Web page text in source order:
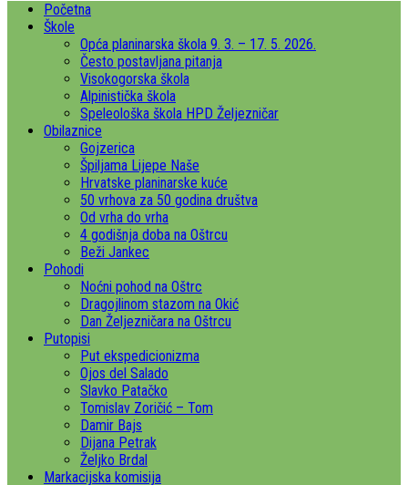
Početna
Škole
Opća planinarska škola 9. 3. – 17. 5. 2026.
Često postavljana pitanja
Visokogorska škola
Alpinistička škola
Speleološka škola HPD Željezničar
Obilaznice
Gojzerica
Špiljama Lijepe Naše
Hrvatske planinarske kuće
50 vrhova za 50 godina društva
Od vrha do vrha
4 godišnja doba na Oštrcu
Beži Jankec
Pohodi
Noćni pohod na Oštrc
Dragojlinom stazom na Okić
Dan Željezničara na Oštrcu
Putopisi
Put ekspedicionizma
Ojos del Salado
Slavko Patačko
Tomislav Zoričić – Tom
Damir Bajs
Dijana Petrak
Željko Brdal
Markacijska komisija